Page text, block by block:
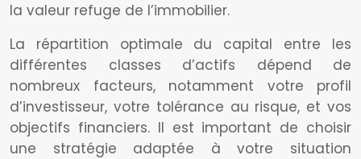
la valeur refuge de l’immobilier.
La répartition optimale du capital entre les
différentes classes d’actifs dépend de
nombreux facteurs, notamment votre profil
d’investisseur, votre tolérance au risque, et vos
objectifs financiers. Il est important de choisir
une stratégie adaptée à votre situation